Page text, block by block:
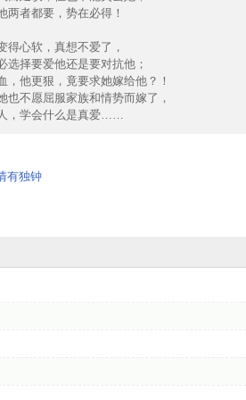
两者都要，势在必得！
得心软，真想不爱了，
选择要爱他还是要对抗他；
他更狠，竟要求她嫁给他？！
也不愿屈服家族和情势而嫁了，
，学会什么是真爱……
有独钟